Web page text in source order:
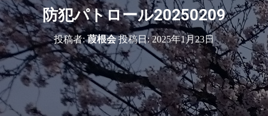
切
り
替
え
防犯パトロール20250209
投稿者:葭根会投稿日:2025年1月23日